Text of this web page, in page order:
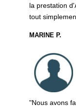
la prestation
tout
MARINE P.
Nous avons